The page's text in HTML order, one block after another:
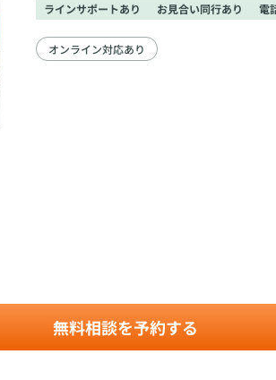
ラインサポートあり お見合い同行あり 電
オンライン対応あり
無料相談を予約する